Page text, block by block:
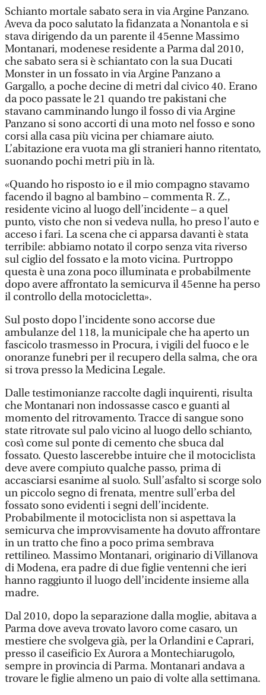
Schianto mortale sabato sera in via Argine Panzano.
Aveva da poco salutato la fidanzata a Nonantola e si
stava dirigendo da un parente il 45enne Massimo
Montanari, modenese residente a Parma dal 2010,
che sabato sera si è schiantato con la sua Ducati
Monster in un fossato in via Argine Panzano a
Gargallo, a poche decine di metri dal civico 40. Erano
da poco passate le 21 quando tre pakistani che
stavano camminando lungo il fosso di via Argine
Panzano si sono accorti di una moto nel fosso e sono
corsi alla casa più vicina per chiamare aiuto.
L’abitazione era vuota ma gli stranieri hanno ritentato,
suonando pochi metri più in là.
«Quando ho risposto io e il mio compagno stavamo
facendo il bagno al bambino – commenta R. Z.,
residente vicino al luogo dell’incidente – a quel
punto, visto che non si vedeva nulla, ho preso l’auto e
acceso i fari. La scena che ci apparsa davanti è stata
terribile: abbiamo notato il corpo senza vita riverso
sul ciglio del fossato e la moto vicina. Purtroppo
questa è una zona poco illuminata e probabilmente
dopo avere affrontato la semicurva il 45enne ha perso
il controllo della motocicletta».
Sul posto dopo l’incidente sono accorse due
ambulanze del 118, la municipale che ha aperto un
fascicolo trasmesso in Procura, i vigili del fuoco e le
onoranze funebri per il recupero della salma, che ora
si trova presso la Medicina Legale.
Dalle testimonianze raccolte dagli inquirenti, risulta
che Montanari non indossasse casco e guanti al
momento del ritrovamento. Tracce di sangue sono
state ritrovate sul palo vicino al luogo dello schianto,
così come sul ponte di cemento che sbuca dal
fossato. Questo lascerebbe intuire che il motociclista
deve avere compiuto qualche passo, prima di
accasciarsi esanime al suolo. Sull’asfalto si scorge solo
un piccolo segno di frenata, mentre sull’erba del
fossato sono evidenti i segni dell’incidente.
Probabilmente il motociclista non si aspettava la
semicurva che improvvisamente ha dovuto affrontare
in un tratto che fino a poco prima sembrava
rettilineo. Massimo Montanari, originario di Villanova
di Modena, era padre di due figlie ventenni che ieri
hanno raggiunto il luogo dell’incidente insieme alla
madre.
Dal 2010, dopo la separazione dalla moglie, abitava a
Parma dove aveva trovato lavoro come casaro, un
mestiere che svolgeva già, per la Orlandini e Caprari,
presso il caseificio Ex Aurora a Montechiarugolo,
sempre in provincia di Parma. Montanari andava a
trovare le figlie almeno un paio di volte alla settimana.